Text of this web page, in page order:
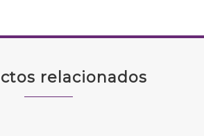
relacionados